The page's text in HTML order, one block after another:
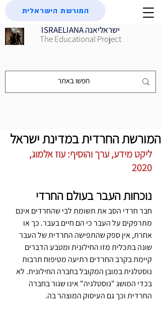
ISRAELIANA ישראליאנה
The Educational Project
המורשת הישראלית
המורשת החרדית במדינת ישראל
ליקט מידע, ערך והוסיף: עוז אלמוג,
2020
נוכחות העבר בעולם החרדי
חבר חרדי הסב את תשומת לבי שהחרדים אינם
מתרפקים על העבר כי הם חיים בעבר. כך או
אחרת, אין ספק שהתפישה החרדית של העבר
שונה בתכלית מזו החילונית ומטבע הדברים
קיימת בקרב החרדים רתיעה מטיפוח תרבות
נוסטלגית במובן המקובל בחברה החילונית. לא
בכדי המושג "נוסטלגיה" אינו שגור בחברה
החרדית וכך גם העיסוק המוצהר בה.